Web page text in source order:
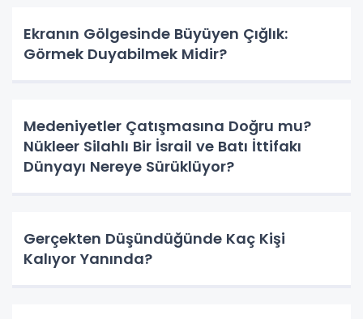
Ekranın Gölgesinde Büyüyen Çığlık:
Görmek Duyabilmek Midir?
Medeniyetler Çatışmasına Doğru mu?
Nükleer Silahlı Bir İsrail ve Batı İttifakı
Dünyayı Nereye Sürüklüyor?
Gerçekten Düşündüğünde Kaç Kişi
Kalıyor Yanında?